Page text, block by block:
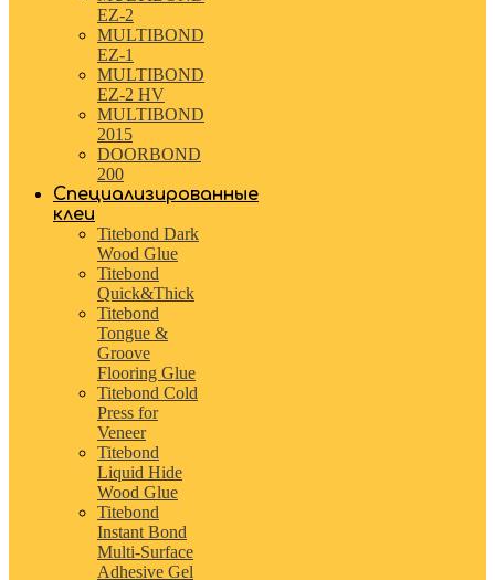
EZ-2
MULTIBOND
EZ-1
MULTIBOND
EZ-2 HV
MULTIBOND
2015
DOORBOND
200
Специализированные
клеи
Titebond Dark
Wood Glue
Titebond
Quick&Thick
Titebond
Tongue &
Groove
Flooring Glue
Titebond Cold
Press for
Veneer
Titebond
Liquid Hide
Wood Glue
Titebond
Instant Bond
Multi-Surface
Adhesive Gel